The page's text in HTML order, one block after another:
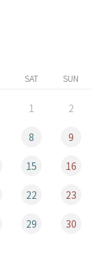
SAT SUN
1 2
8 9
15 16
22 23
29 30